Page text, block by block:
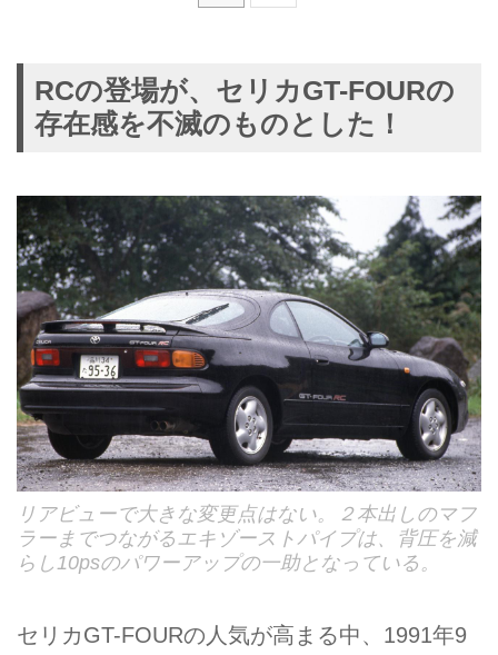
RCの登場が、セリカGT-FOURの
存在感を不滅のものとした！
リアビューで大きな変更点はない。２本出しのマフ
ラーまでつながるエキゾーストパイプは、背圧を減
らし10psのパワーアップの一助となっている。
セリカGT-FOURの人気が高まる中、1991年9